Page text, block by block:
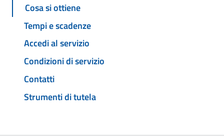
Cosa si ottiene
Tempi e scadenze
Accedi al servizio
Condizioni di servizio
Contatti
Strumenti di tutela